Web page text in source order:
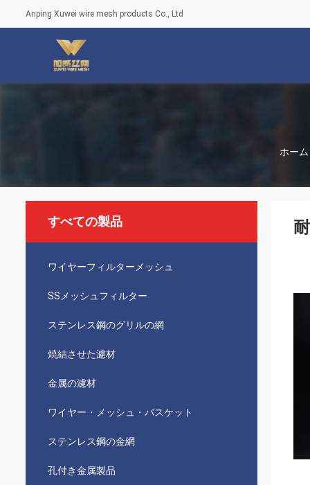
Anping Xuwei wire mesh products Co., Ltd
ホーム
すべての製品
ワイヤーフィルターメッシュ
SSメッシュフィルター
ステンレス鋼のグリルの網
焼結させた濾材
金属の濾材
ワイヤー・メッシュ・バスケット
ステンレス鋼の金網
孔付き金属製品